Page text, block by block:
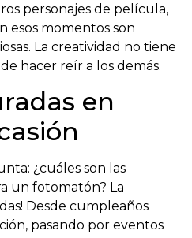
personajes de película,
esos momentos son
La creatividad no tiene
hacer reír a los demás.
en
¿cuáles son las
un fotomatón? La
Desde cumpleaños
pasando por eventos